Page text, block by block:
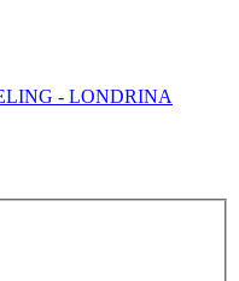
- LONDRINA